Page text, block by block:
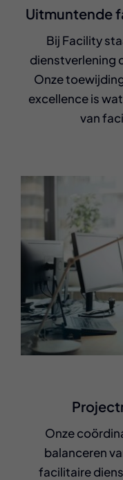
Uitmuntende
Bij Facility
dienstverlening
Onze
excellence is
van
Onze
balanceren
facilitaire